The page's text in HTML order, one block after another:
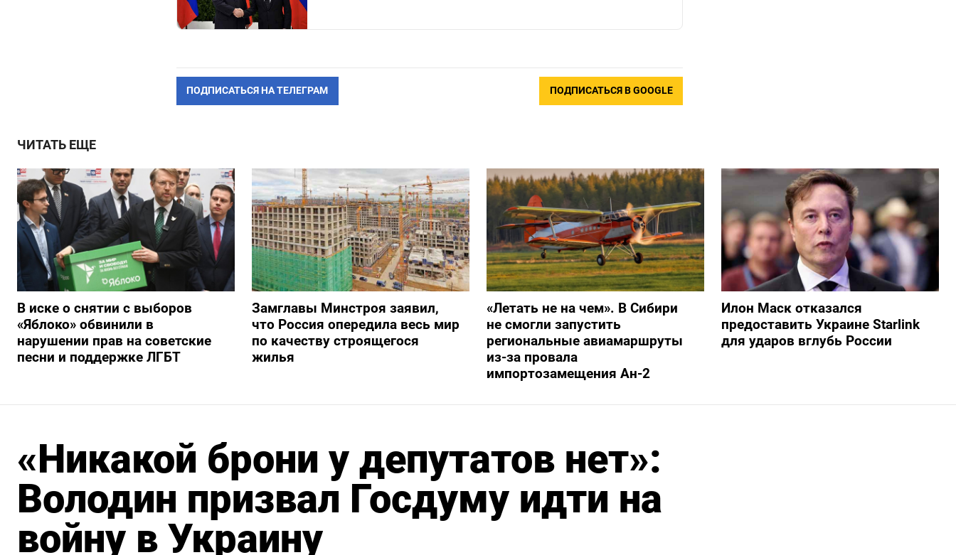
ПОДПИСАТЬСЯ НА ТЕЛЕГРАМ ПОДПИСАТЬСЯ В GOOGLE
ЧИТАТЬ ЕЩЕ
В иске о снятии с выборов
«Яблоко» обвинили в
нарушении прав на советские
песни и поддержке ЛГБТ
Замглавы Минстроя заявил,
что Россия опередила весь мир
по качеству строящегося
жилья
«Летать не на чем». В Сибири
не смогли запустить
региональные авиамаршруты
из-за провала
импортозамещения Ан-2
Илон Маск отказался
предоставить Украине Starlink
для ударов вглубь России
«Никакой брони у депутатов нет»:
Володин призвал Госдуму идти на
войну в Украину